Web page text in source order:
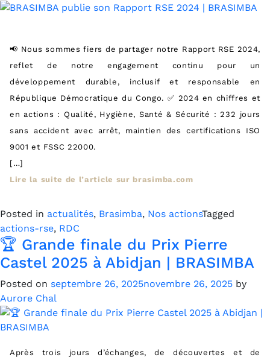
📢 Nous sommes fiers de partager notre Rapport RSE 2024,
reflet de notre engagement continu pour un
développement durable, inclusif et responsable en
République Démocratique du Congo. ✅ 2024 en chiffres et
en actions : Qualité, Hygiène, Santé & Sécurité : 232 jours
sans accident avec arrêt, maintien des certifications ISO
9001 et FSSC 22000.
[…]
Lire la suite de l’article sur brasimba.com
Posted in actualités, Brasimba, Nos actionsTagged
actions-rse, RDC
🏆 Grande finale du Prix Pierre
Castel 2025 à Abidjan | BRASIMBA
Posted on septembre 26, 2025novembre 26, 2025 by
Aurore Chal
Après trois jours d’échanges, de découvertes et de